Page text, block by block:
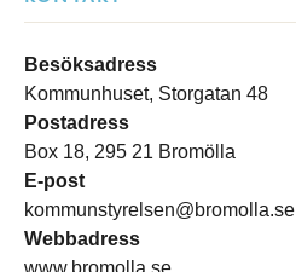
Besöksadress
Kommunhuset, Storgatan 48
Postadress
Box 18, 295 21 Bromölla
E-post
kommunstyrelsen@bromolla.se
Webbadress
www.bromolla.se